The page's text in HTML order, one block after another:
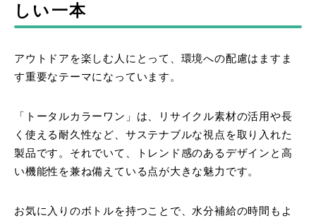
しい一本
アウトドアを楽しむ人にとって、環境への配慮はますま
す重要なテーマになっています。
「トータルカラーワン」は、リサイクル素材の活用や長
く使える耐久性など、サステナブルな視点を取り入れた
製品です。それでいて、トレンド感のあるデザインと高
い機能性を兼ね備えている点が大きな魅力です。
お気に入りのボトルを持つことで、水分補給の時間もよ